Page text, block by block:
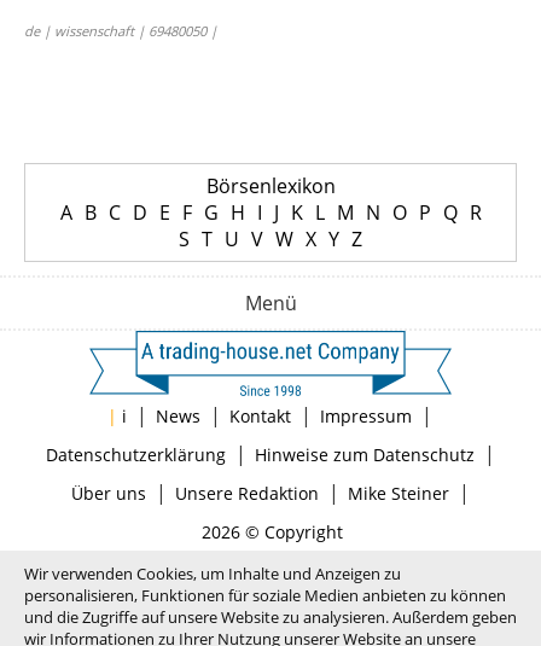
de | wissenschaft | 69480050 |
Börsenlexikon
A B C D E F G H I J K L M N O P Q R
S T U V W X Y Z
Menü
| i | News | Kontakt | Impressum |
Datenschutzerklärung| Hinweise zum Datenschutz |
Über uns | Unsere Redaktion | Mike Steiner|
2026 © Copyright
Wir verwenden Cookies, um Inhalte und Anzeigen zu
personalisieren, Funktionen für soziale Medien anbieten zu können
und die Zugriffe auf unsere Website zu analysieren. Außerdem geben
wir Informationen zu Ihrer Nutzung unserer Website an unsere